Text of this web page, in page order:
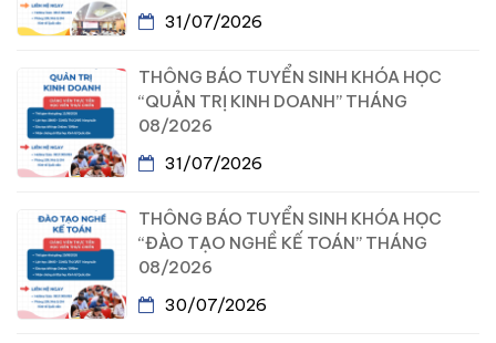
31/07/2026
THÔNG BÁO TUYỂN SINH KHÓA HỌC
“QUẢN TRỊ KINH DOANH” THÁNG
08/2026
31/07/2026
THÔNG BÁO TUYỂN SINH KHÓA HỌC
“ĐÀO TẠO NGHỀ KẾ TOÁN” THÁNG
08/2026
30/07/2026